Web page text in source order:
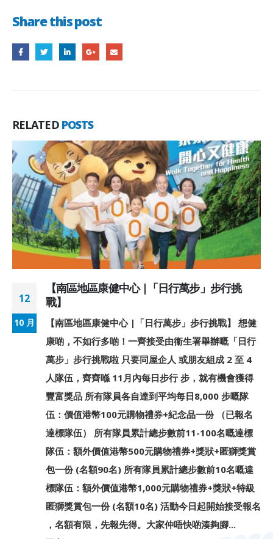
Share this post
RELATED POSTS
12
10 月
【南區地區康健中心 |「日行萬步」步行挑
戰】
【南區地區康健中心 |「日行萬步」步行挑戰】 想健
康啲，不如行多啲！一齊接受由衞生署舉辦嘅「日行
萬步」步行挑戰啦 只要同屋企人 或朋友組成 2 至 4
人隊伍，齊齊喺 11月內每日步行 步，就有機會獲得
豐富獎品 所有隊員各自達到平均每日8,000 步嘅隊
伍：價值港幣100元購物禮券+紀念品一份 （已報名
達標隊伍） 所有隊員累計總步數前11-100名嘅達標
隊伍：額外價值港幣500元購物禮券+獎狀+匿獅獎賞
包一份 (名額90名) 所有隊員累計總步數前10名嘅達
標隊伍：額外價值港幣1,000元購物禮券+獎狀+特級
匿獅獎賞包一份 (名額10名) 活動今日起開始接受報名
，名額有限，先報先得。大家仲唔快啲湊夠腳...